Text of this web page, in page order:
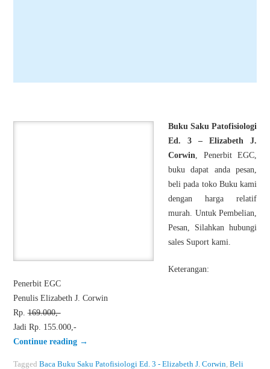
Buku Saku Patofisiologi
Ed. 3 – Elizabeth J.
Corwin , Penerbit EGC,
buku dapat anda pesan,
beli pada toko Buku kami
dengan harga relatif
murah. Untuk Pembelian,
Pesan, Silahkan hubungi
sales Suport kami.
Keterangan:
Penerbit EGC
Penulis Elizabeth J. Corwin
Rp.169.000,-
Jadi Rp. 155.000,-
Continue reading →
Tagged Baca Buku Saku Patofisiologi Ed. 3 - Elizabeth J. Corwin Beli